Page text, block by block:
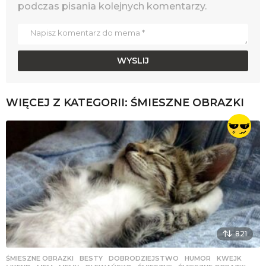
podczas pisania kolejnych komentarzy.
WIĘCEJ Z KATEGORII: ŚMIESZNE OBRAZKI
821
ŚMIESZNE OBRAZKI BESTY ,DOBRODZIEJSTWO ,HUMOR ,KWEJK